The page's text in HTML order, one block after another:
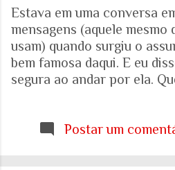
Estava em uma conversa
mensagens (aquele mesmo
usam) quando surgiu o
bem famosa daqui. E eu
segura ao andar por ela.
visão (e experiência) das
Postar um